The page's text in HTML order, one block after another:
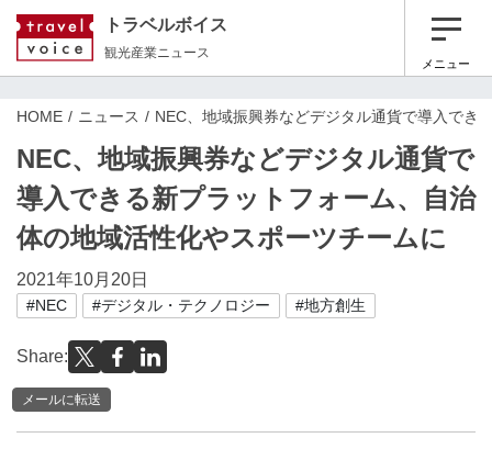
トラベルボイス
観光産業ニュース
メニュー
HOME ニュース NEC、地域振興券などデジタル通貨で導入でき
NEC、地域振興券などデジタル通貨で
導入できる新プラットフォーム、自治
体の地域活性化やスポーツチームに
2021年10月20日
#NEC #デジタル・テクノロジー #地方創生
Share:
メールに転送